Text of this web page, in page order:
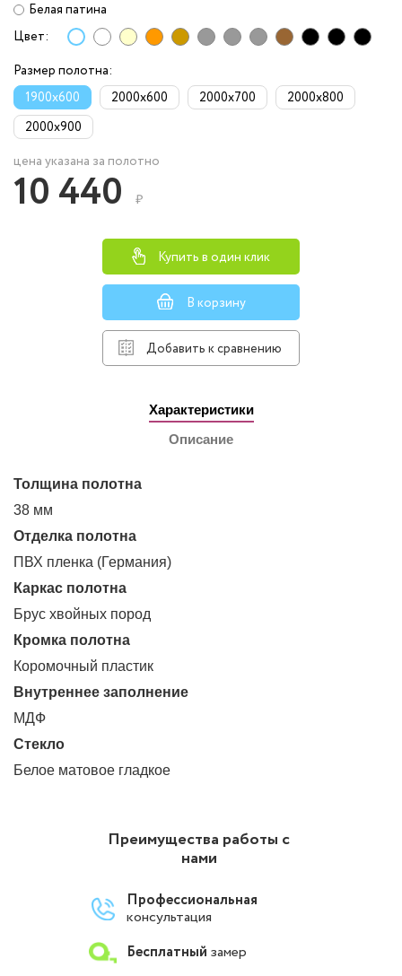
Белая патина
Цвет:
Размер полотна:
1900x600
2000x600 2000x700
2000x800
2000x900
цена указана за полотно
10 440 ₽
Купить в один клик
В корзину
Добавить к сравнению
Характеристики
Описание
Толщина полотна
38 мм
Отделка полотна
ПВХ пленка (Германия)
Каркас полотна
Брус хвойных пород
Кромка полотна
Коромочный пластик
Внутреннее заполнение
МДФ
Стекло
Белое матовое гладкое
Преимущества работы с
нами
Профессиональная
консультация
Бесплатный замер